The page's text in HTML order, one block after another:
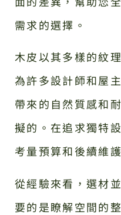
需求的選擇。
木皮以其多樣的紋
為許多設計師和屋
帶來的自然質感和
擬的。在追求獨特
考量預算和後續維
從經驗來看，選材
要的是瞭解空間的